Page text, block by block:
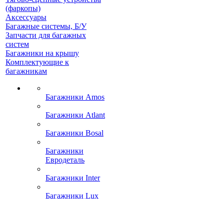
(фаркопы)
Аксессуары
Багажные системы, Б/У
Запчасти для багажных
систем
Багажники на крышу
Комплектующие к
багажникам
Багажники Amos
Багажники Atlant
Багажники Bosal
Багажники
Евродеталь
Багажники Inter
Багажники Lux